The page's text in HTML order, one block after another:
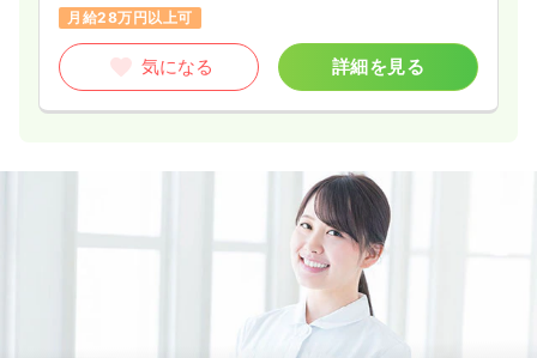
月給28万円以上可
気になる 詳細を見る